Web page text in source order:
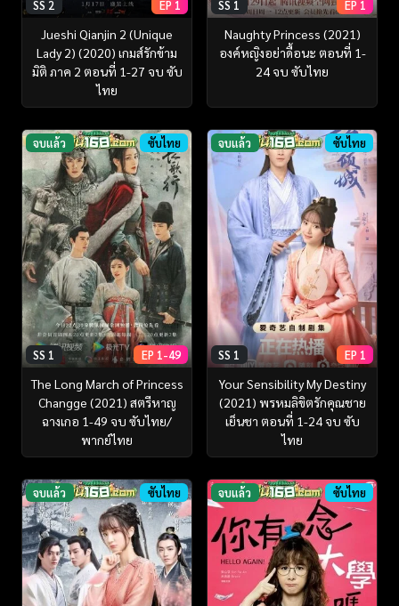
SS 2 EP 1
Jueshi Qianjin 2 (Unique
Lady 2) (2020) เกมส์รักข้าม
มิติ ภาค 2 ตอนที่ 1-27 จบ ซับ
ไทย
SS 1 EP 1
Naughty Princess (2021)
องค์หญิงอย่าดื้อนะ ตอนที่ 1-
24 จบ ซับไทย
จบแล้ว ซับไทย
SS 1 EP 1-49
The Long March of Princess
Changge (2021) สตรีหาญ
ฉางเกอ 1-49 จบ ซับไทย/
พากย์ไทย
จบแล้ว ซับไทย
SS 1 EP 1
Your Sensibility My Destiny
(2021) พรหมลิขิตรักคุณชาย
เย็นชา ตอนที่ 1-24 จบ ซับ
ไทย
จบแล้ว ซับไทย จบแล้ว ซับไทย